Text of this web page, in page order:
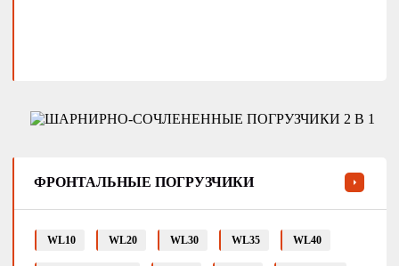
ФРОНТАЛЬНЫЕ ПОГРУЗЧИКИ
WL10 WL20 WL30 WL35 WL40